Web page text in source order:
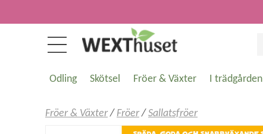
Odling Skötsel Fröer & Växter I trädgården
Fröer & Växter/ Fröer/ Sallatsfröer